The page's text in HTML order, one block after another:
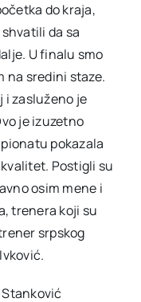
do kraja,
da sa
U finalu smo
na sredini staze.
i zasluženo je
je izuzetno
pokazala
Postigli su
osim mene i
trenera koji su
srpskog
Stanković